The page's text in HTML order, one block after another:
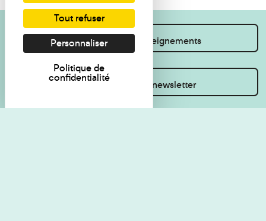
Je souhaite des renseignements
Inscrivez-vous à la newsletter
Tout refuser
Personnaliser
Politique de
confidentialité